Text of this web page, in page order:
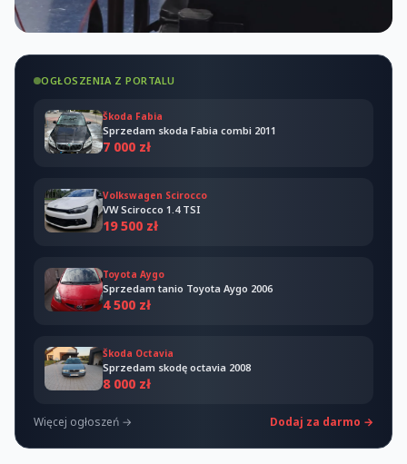
OGŁOSZENIA Z PORTALU
Škoda Fabia
Sprzedam skoda Fabia combi 2011
7 000 zł
Volkswagen Scirocco
VW Scirocco 1.4 TSI
19 500 zł
Toyota Aygo
Sprzedam tanio Toyota Aygo 2006
4 500 zł
Škoda Octavia
Sprzedam skodę octavia 2008
8 000 zł
Więcej ogłoszeń → Dodaj za darmo →